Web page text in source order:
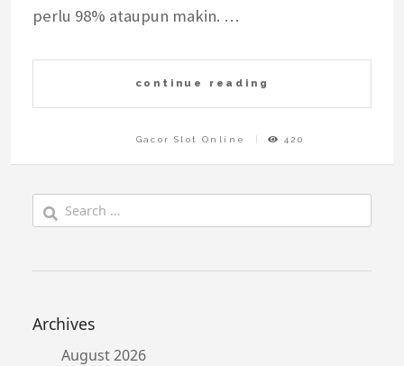
perlu 98% ataupun makin. …
continue reading
Gacor Slot Online 420
for:
Archives
August 2026